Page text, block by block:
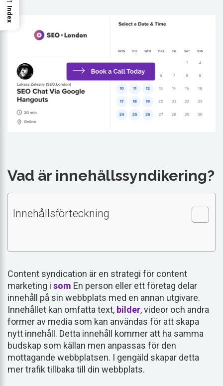
Vad är innehållssyndikering?
Innehållsförteckning
Content syndication är en strategi för content
marketing i som En person eller ett företag delar
innehåll på sin webbplats med en annan utgivare.
Innehållet kan omfatta text, bilder, videor och andra
former av media som kan användas för att skapa
nytt innehåll. Detta innehåll kommer att ha samma
budskap som källan men anpassas för den
mottagande webbplatsen. I gengäld skapar detta
mer trafik tillbaka till din webbplats.
Index